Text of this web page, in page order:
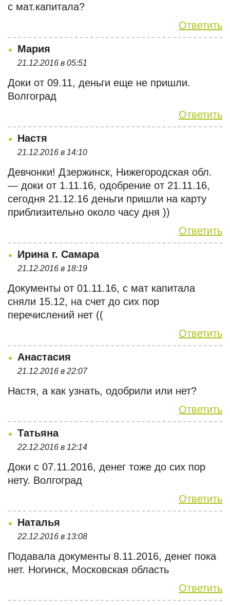
с мат.капитала?
Ответить
Мария
21.12.2016 в 05:51
Доки от 09.11, деньги еще не пришли.
Волгоград
Ответить
Настя
21.12.2016 в 14:10
Девчонки! Дзержинск, Нижегородская обл.
— доки от 1.11.16, одобрение от 21.11.16,
сегодня 21.12.16 деньги пришли на карту
приблизительно около часу дня ))
Ответить
Ирина г. Самара
21.12.2016 в 18:19
Документы от 01.11.16, с мат капитала
сняли 15.12, на счет до сих пор
перечислений нет ((
Ответить
Анастасия
21.12.2016 в 22:07
Настя, а как узнать, одобрили или нет?
Ответить
Татьяна
22.12.2016 в 12:14
Доки с 07.11.2016, денег тоже до сих пор
нету. Волгоград
Ответить
Наталья
22.12.2016 в 13:08
Подавала документы 8.11.2016, денег пока
нет. Ногинск, Московская область
Ответить